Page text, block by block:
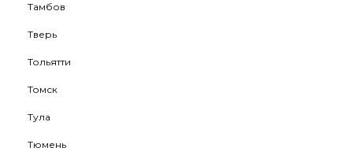
Тамбов
Тверь
Тольятти
Томск
Тула
Тюмень